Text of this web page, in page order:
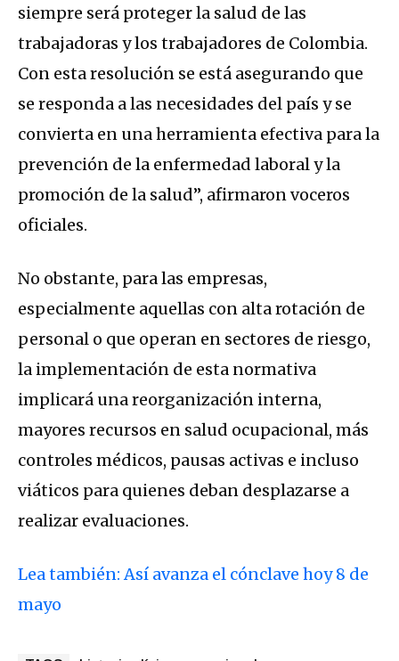
siempre será proteger la salud de las
trabajadoras y los trabajadores de Colombia.
Con esta resolución se está asegurando que
se responda a las necesidades del país y se
convierta en una herramienta efectiva para la
prevención de la enfermedad laboral y la
promoción de la salud”, afirmaron voceros
oficiales.
No obstante, para las empresas,
especialmente aquellas con alta rotación de
personal o que operan en sectores de riesgo,
la implementación de esta normativa
implicará una reorganización interna,
mayores recursos en salud ocupacional, más
controles médicos, pausas activas e incluso
viáticos para quienes deban desplazarse a
realizar evaluaciones.
Lea también: Así avanza el cónclave hoy 8 de
mayo